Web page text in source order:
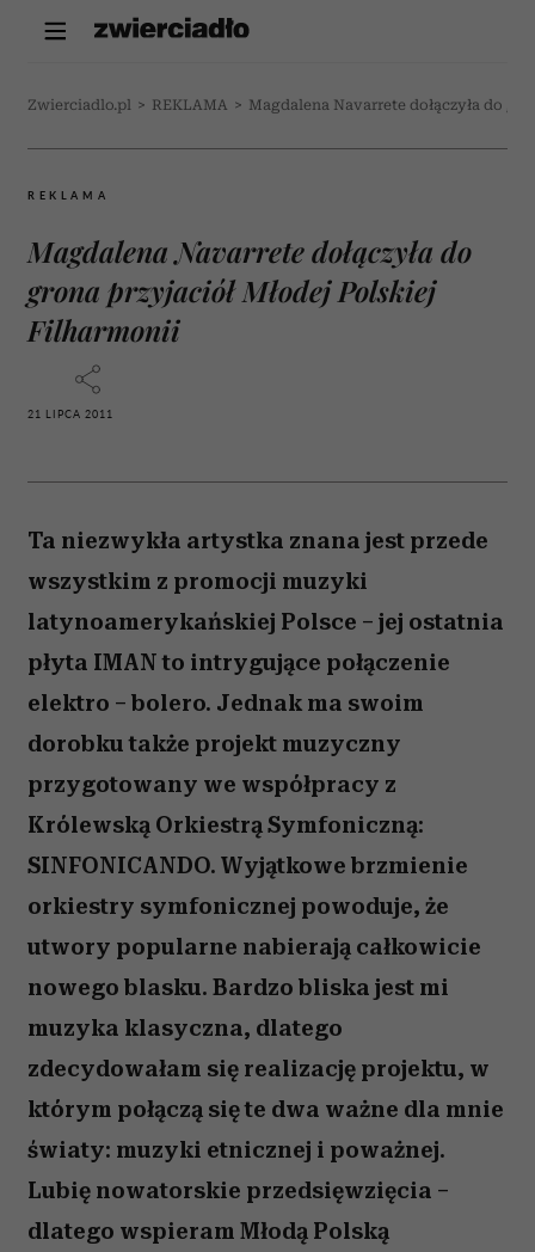
Zwierciadlo.pl > REKLAMA > Magdalena Navarrete dołączyła do
REKLAMA
Magdalena Navarrete dołączyła do
grona przyjaciół Młodej Polskiej
Filharmonii
21 LIPCA 2011
Ta niezwykła artystka znana jest przede
wszystkim z promocji muzyki
latynoamerykańskiej Polsce – jej ostatnia
płyta IMAN to intrygujące połączenie
elektro – bolero. Jednak ma swoim
dorobku także projekt muzyczny
przygotowany we współpracy z
Królewską Orkiestrą Symfoniczną:
SINFONICANDO. Wyjątkowe brzmienie
orkiestry symfonicznej powoduje, że
utwory popularne nabierają całkowicie
nowego blasku. Bardzo bliska jest mi
muzyka klasyczna, dlatego
zdecydowałam się realizację projektu, w
którym połączą się te dwa ważne dla mnie
światy: muzyki etnicznej i poważnej.
Lubię nowatorskie przedsięwzięcia –
dlatego wspieram Młodą Polską